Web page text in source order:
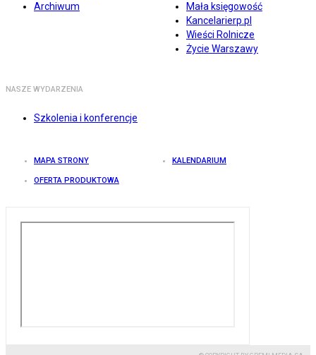
Archiwum
Mała księgowość
Kancelarierp.pl
Wieści Rolnicze
Życie Warszawy
NASZE WYDARZENIA
Szkolenia i konferencje
MAPA STRONY KALENDARIUM
OFERTA PRODUKTOWA